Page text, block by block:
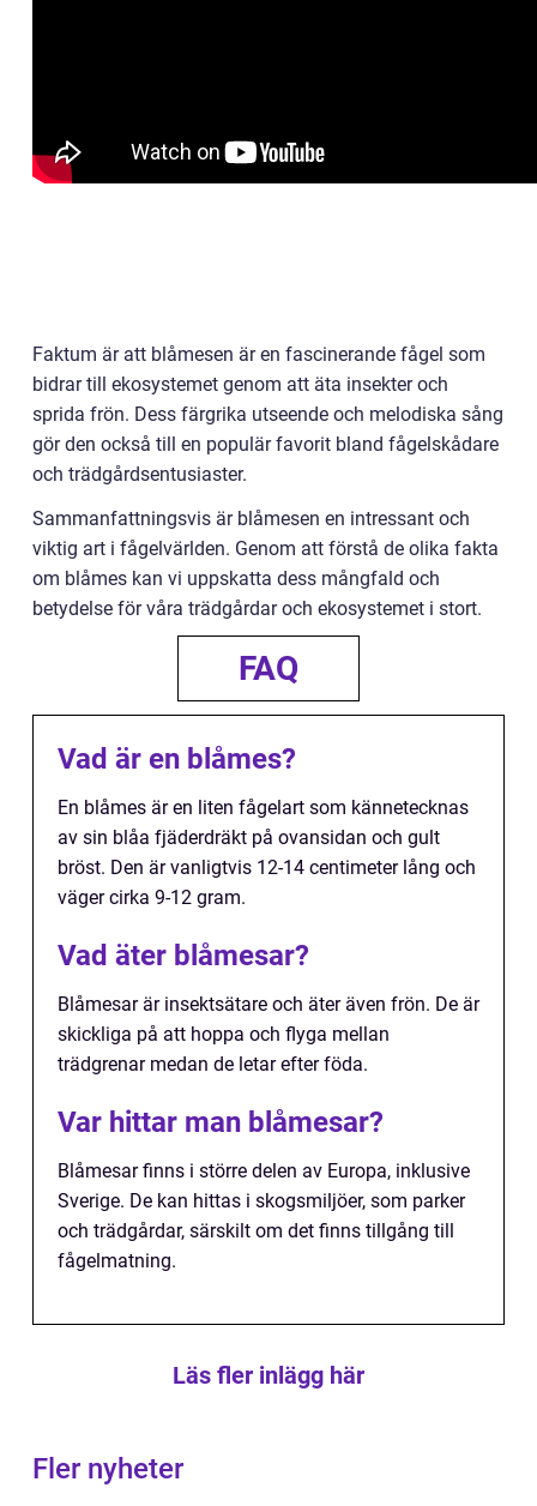
Faktum är att blåmesen är en fascinerande fågel som
bidrar till ekosystemet genom att äta insekter och
sprida frön. Dess färgrika utseende och melodiska sång
gör den också till en populär favorit bland fågelskådare
och trädgårdsentusiaster.
Sammanfattningsvis är blåmesen en intressant och
viktig art i fågelvärlden. Genom att förstå de olika fakta
om blåmes kan vi uppskatta dess mångfald och
betydelse för våra trädgårdar och ekosystemet i stort.
FAQ
Vad är en blåmes?
En blåmes är en liten fågelart som kännetecknas
av sin blåa fjäderdräkt på ovansidan och gult
bröst. Den är vanligtvis 12-14 centimeter lång och
väger cirka 9-12 gram.
Vad äter blåmesar?
Blåmesar är insektsätare och äter även frön. De är
skickliga på att hoppa och flyga mellan
trädgrenar medan de letar efter föda.
Var hittar man blåmesar?
Blåmesar finns i större delen av Europa, inklusive
Sverige. De kan hittas i skogsmiljöer, som parker
och trädgårdar, särskilt om det finns tillgång till
fågelmatning.
Läs fler inlägg här
Fler nyheter